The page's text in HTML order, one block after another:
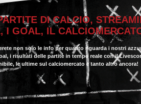
DI CALCIO,
I GOAL, IL
non solo le info per quanto riguarda i nostri
i risultati delle partite in tempo reale con il
le ultime sul calciomercato e tanto altro ancora!